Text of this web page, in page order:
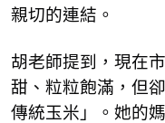
親切的連結。
胡老師提到，現在
甜、粒粒飽滿，但
傳統玉米」。她的